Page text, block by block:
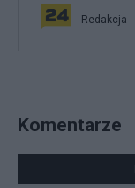
Redakcja
Komentarze